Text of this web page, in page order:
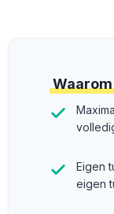
Eigen
eigen